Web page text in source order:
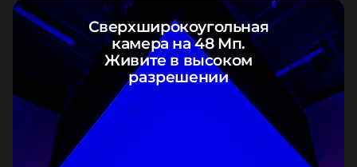
Сверхширокоугольная
камера на 48 Мп.
Живите в высоком
разрешении